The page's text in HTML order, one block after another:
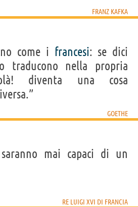
FRANZ KAFKA
come i francesi: se dici
traducono nella propria
diventa una cosa
GOETHE
mai capaci di un
RE LUIGI XVI DI FRANCIA